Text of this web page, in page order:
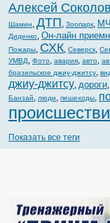
Алексей Соколов
Шамин, ДТП, Зоопарк,
Диденко, Он-лайн
Пожары, СХК, Северск,
УМВД, Фото, авария, авто,
бразильское джиу-джитсу,
джиу-джитсу, дороги,
Банзай, люди, пешеходы,
Показать все теги